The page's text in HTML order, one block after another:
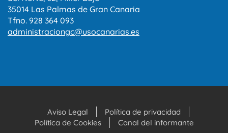
35014 Las Palmas de Gran Canaria
Tfno. 928 364 093
administraciongc@usocanarias.es
Aviso Legal
Política de privacidad
Política de Cookies
Canal del informante